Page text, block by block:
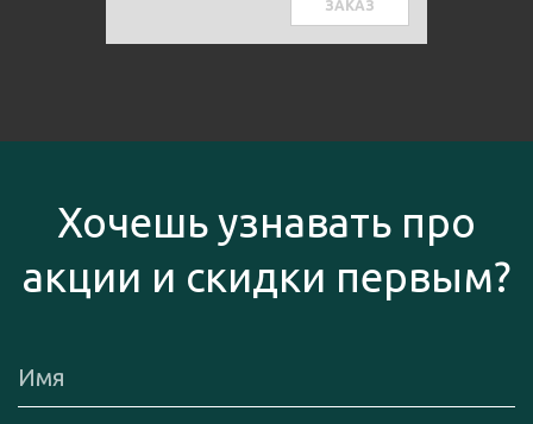
ЗАКАЗ
Хочешь узнавать про
акции и скидки первым?